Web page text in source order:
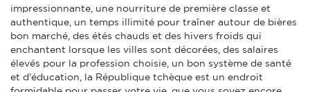
impressionnante, une nourriture de première classe et
authentique, un temps illimité pour traîner autour de bières
bon marché, des étés chauds et des hivers froids qui
enchantent lorsque les villes sont décorées, des salaires
élevés pour la profession choisie, un bon système de santé
et d'éducation, la République tchèque est un endroit